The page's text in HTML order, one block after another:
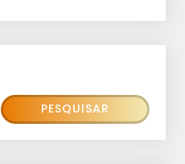
PESQUISAR